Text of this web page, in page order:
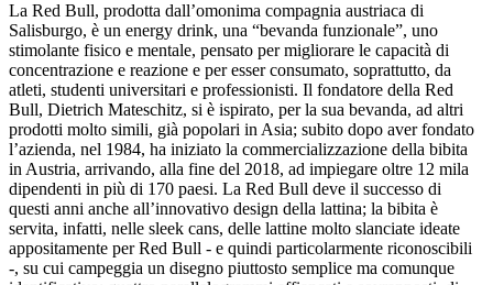
La Red Bull, prodotta dall’omonima compagnia austriaca di
Salisburgo, è un energy drink, una “bevanda funzionale”, uno
stimolante fisico e mentale, pensato per migliorare le capacità di
concentrazione e reazione e per esser consumato, soprattutto, da
atleti, studenti universitari e professionisti. Il fondatore della Red
Bull, Dietrich Mateschitz, si è ispirato, per la sua bevanda, ad altri
prodotti molto simili, già popolari in Asia; subito dopo aver fondato
l’azienda, nel 1984, ha iniziato la commercializzazione della bibita
in Austria, arrivando, alla fine del 2018, ad impiegare oltre 12 mila
dipendenti in più di 170 paesi. La Red Bull deve il successo di
questi anni anche all’innovativo design della lattina; la bibita è
servita, infatti, nelle sleek cans, delle lattine molto slanciate ideate
appositamente per Red Bull - e quindi particolarmente riconoscibili
-, su cui campeggia un disegno piuttosto semplice ma comunque